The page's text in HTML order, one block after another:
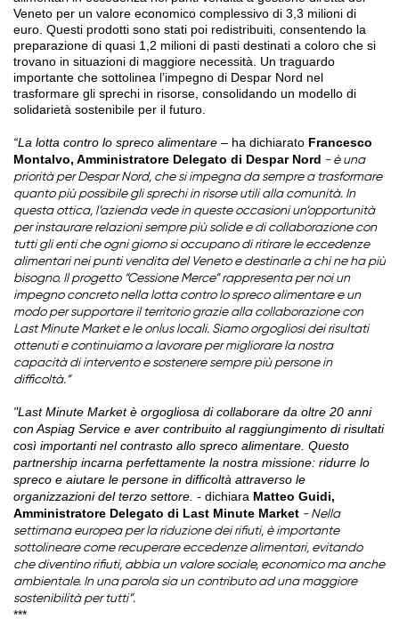
Veneto per un valore economico complessivo di 3,3 milioni di
euro. Questi prodotti sono stati poi redistribuiti, consentendo la
preparazione di quasi 1,2 milioni di pasti destinati a coloro che si
trovano in situazioni di maggiore necessità. Un traguardo
importante che sottolinea l’impegno di Despar Nord nel
trasformare gli sprechi in risorse, consolidando un modello di
solidarietà sostenibile per il futuro.
“La lotta contro lo spreco alimentare – ha dichiarato Francesco
Montalvo, Amministratore Delegato di Despar Nord - è una
priorità per Despar Nord, che si impegna da sempre a trasformare
quanto più possibile gli sprechi in risorse utili alla comunità. In
questa ottica, l’azienda vede in queste occasioni un’opportunità
per instaurare relazioni sempre più solide e di collaborazione con
tutti gli enti che ogni giorno si occupano di ritirare le eccedenze
alimentari nei punti vendita del Veneto e destinarle a chi ne ha più
bisogno. Il progetto “Cessione Merce” rappresenta per noi un
impegno concreto nella lotta contro lo spreco alimentare e un
modo per supportare il territorio grazie alla collaborazione con
Last Minute Market e le onlus locali. Siamo orgogliosi dei risultati
ottenuti e continuiamo a lavorare per migliorare la nostra
capacità di intervento e sostenere sempre più persone in
difficoltà.”
"Last Minute Market è orgogliosa di collaborare da oltre 20 anni
con Aspiag Service e aver contribuito al raggiungimento di risultati
così importanti nel contrasto allo spreco alimentare. Questo
partnership incarna perfettamente la nostra missione: ridurre lo
spreco e aiutare le persone in difficoltà attraverso le
organizzazioni del terzo settore. - dichiara Matteo Guidi,
Amministratore Delegato di Last Minute Market - Nella
settimana europea per la riduzione dei rifiuti, è importante
sottolineare come recuperare eccedenze alimentari, evitando
che diventino rifiuti, abbia un valore sociale, economico ma anche
ambientale. In una parola sia un contributo ad una maggiore
sostenibilità per tutti”.
***